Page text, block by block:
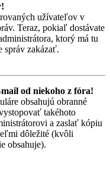
užívateľov v
Teraz, pokiaľ dostávate
ktorý má tu
správ zakázať.
od niekoho z fóra!
obsahujú obranné
takéhoto
a zaslať kópiu
dôležité (kvôli
obsahuje).